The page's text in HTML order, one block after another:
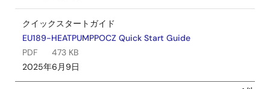
クイックスタートガイド
EU189-HEATPUMPPOCZ Quick Start Guide
PDF
473 KB
2025年6月9日